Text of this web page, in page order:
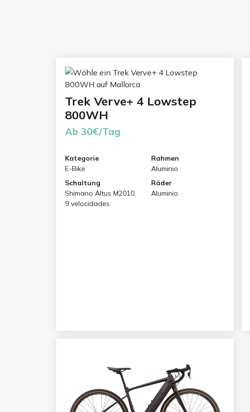
Trek Verve+ 4 Lowstep
800WH
Ab 30€/Tag
Kategorie
E-Bike
Rahmen
Aluminio
Schaltung
Shimano Altus M2010,
9 velocidades
Räder
Aluminio